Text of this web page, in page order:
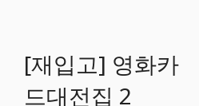
[재입고] 영화카
드대전집 2